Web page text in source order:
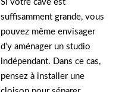
Si votre cave est
suffisamment grande, vous
pouvez même envisager
d’y aménager un studio
indépendant. Dans ce cas,
pensez à installer une